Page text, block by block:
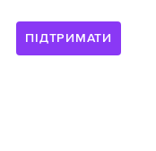
ПІДТРИМАТИ